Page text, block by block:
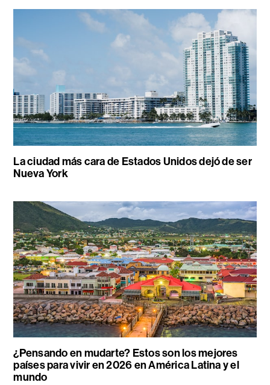
La ciudad más cara de Estados Unidos dejó de ser
Nueva York
¿Pensando en mudarte? Estos son los mejores
países para vivir en 2026 en América Latina y el
mundo